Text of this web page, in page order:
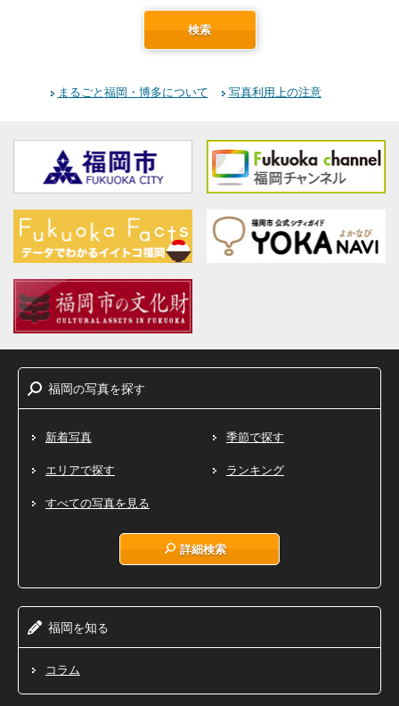
検索
まるごと福岡・博多について 写真利用上の注意
福岡の写真を探す
新着写真 季節で探す
エリアで探す ランキング
すべての写真を見る
詳細検索
福岡を知る
コラム